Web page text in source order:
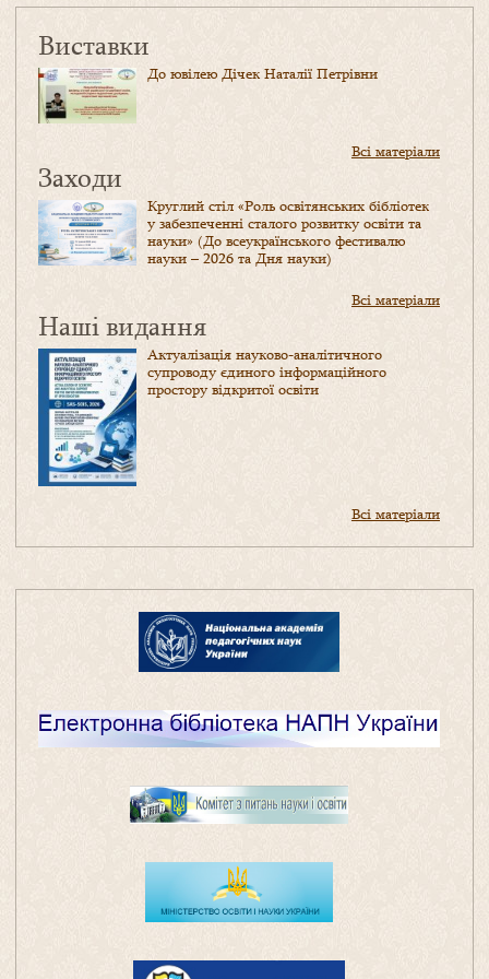
Виставки
До ювілею Дічек Наталії Петрівни
Всі матеріали
Заходи
Круглий стіл «Роль освітянських бібліотек
у забезпеченні сталого розвитку освіти та
науки» (До всеукраїнського фестивалю
науки – 2026 та Дня науки)
Всі матеріали
Наші видання
Актуалізація науково-аналітичного
супроводу єдиного інформаційного
простору відкритої освіти
Всі матеріали